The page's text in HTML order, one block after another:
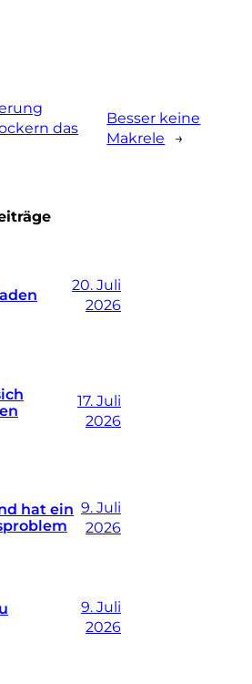
das
Besser keine
Makrele
→
20. Juli
2026
17. Juli
2026
hat ein 9. Juli
2026
9. Juli
2026